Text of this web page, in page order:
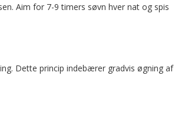
Aim for 7-9 timers søvn hver nat og spis
Dette princip indebærer gradvis øgning af